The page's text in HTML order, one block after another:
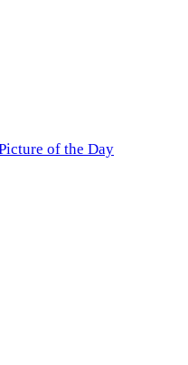
of the Day